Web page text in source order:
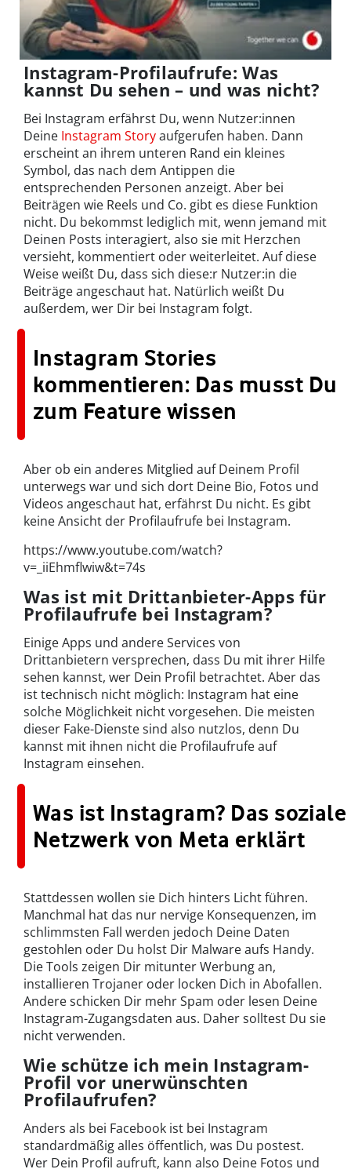
Instagram-Profilaufrufe: Was
kannst Du sehen – und was nicht?
Bei Instagram erfährst Du, wenn Nutzer:innen
Deine Instagram Storyaufgerufen haben. Dann
erscheint an ihrem unteren Rand ein kleines
Symbol, das nach dem Antippen die
entsprechenden Personen anzeigt. Aber bei
Beiträgen wie Reels und Co. gibt es diese Funktion
nicht. Du bekommst lediglich mit, wenn jemand mit
Deinen Posts interagiert, also sie mit Herzchen
versieht, kommentiert oder weiterleitet. Auf diese
Weise weißt Du, dass sich diese:r Nutzer:in die
Beiträge angeschaut hat. Natürlich weißt Du
außerdem, wer Dir bei Instagram folgt.
Instagram Stories
kommentieren: Das musst Du
zum Feature wissen
Aber ob ein anderes Mitglied auf Deinem Profil
unterwegs war und sich dort Deine Bio, Fotos und
Videos angeschaut hat, erfährst Du nicht. Es gibt
keine Ansicht der Profilaufrufe bei Instagram.
https://www.youtube.com/watch?
v=_iiEhmflwiw&t=74s
Was ist mit Drittanbieter-Apps für
Profilaufrufe bei Instagram?
Einige Apps und andere Services von
Drittanbietern versprechen, dass Du mit ihrer Hilfe
sehen kannst, wer Dein Profil betrachtet. Aber das
ist technisch nicht möglich: Instagram hat eine
solche Möglichkeit nicht vorgesehen. Die meisten
dieser Fake-Dienste sind also nutzlos, denn Du
kannst mit ihnen nicht die Profilaufrufe auf
Instagram einsehen.
Was ist Instagram? Das soziale
Netzwerk von Meta erklärt
Stattdessen wollen sie Dich hinters Licht führen.
Manchmal hat das nur nervige Konsequenzen, im
schlimmsten Fall werden jedoch Deine Daten
gestohlen oder Du holst Dir Malware aufs Handy.
Die Tools zeigen Dir mitunter Werbung an,
installieren Trojaner oder locken Dich in Abofallen.
Andere schicken Dir mehr Spam oder lesen Deine
Instagram-Zugangsdaten aus. Daher solltest Du sie
nicht verwenden.
Wie schütze ich mein Instagram-
Profil vor unerwünschten
Profilaufrufen?
Anders als bei Facebook ist bei Instagram
standardmäßig alles öffentlich, was Du postest.
Wer Dein Profil aufruft, kann also Deine Fotos und